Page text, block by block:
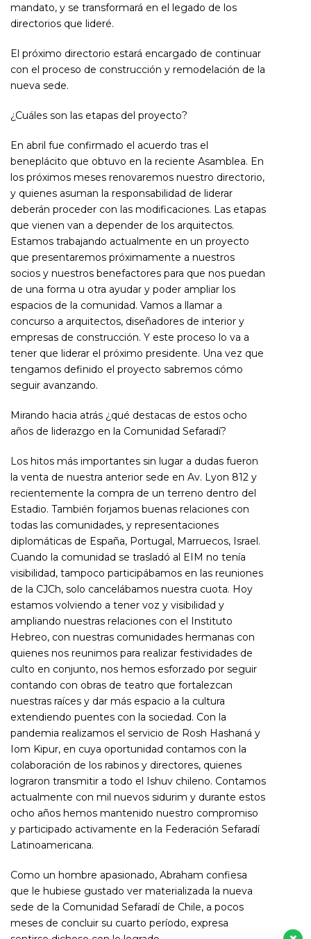
mandato, y se transformará en el legado de los
directorios que lideré.
El próximo directorio estará encargado de continuar
con el proceso de construcción y remodelación de la
nueva sede.
¿Cuáles son las etapas del proyecto?
En abril fue confirmado el acuerdo tras el
beneplácito que obtuvo en la reciente Asamblea. En
los próximos meses renovaremos nuestro directorio,
y quienes asuman la responsabilidad de liderar
deberán proceder con las modificaciones. Las etapas
que vienen van a depender de los arquitectos.
Estamos trabajando actualmente en un proyecto
que presentaremos próximamente a nuestros
socios y nuestros benefactores para que nos puedan
de una forma u otra ayudar y poder ampliar los
espacios de la comunidad. Vamos a llamar a
concurso a arquitectos, diseñadores de interior y
empresas de construcción. Y este proceso lo va a
tener que liderar el próximo presidente. Una vez que
tengamos definido el proyecto sabremos cómo
seguir avanzando.
Mirando hacia atrás ¿qué destacas de estos ocho
años de liderazgo en la Comunidad Sefaradí?
Los hitos más importantes sin lugar a dudas fueron
la venta de nuestra anterior sede en Av. Lyon 812 y
recientemente la compra de un terreno dentro del
Estadio. También forjamos buenas relaciones con
todas las comunidades, y representaciones
diplomáticas de España, Portugal, Marruecos, Israel.
Cuando la comunidad se trasladó al EIM no tenía
visibilidad, tampoco participábamos en las reuniones
de la CJCh, solo cancelábamos nuestra cuota. Hoy
estamos volviendo a tener voz y visibilidad y
ampliando nuestras relaciones con el Instituto
Hebreo, con nuestras comunidades hermanas con
quienes nos reunimos para realizar festividades de
culto en conjunto, nos hemos esforzado por seguir
contando con obras de teatro que fortalezcan
nuestras raíces y dar más espacio a la cultura
extendiendo puentes con la sociedad. Con la
pandemia realizamos el servicio de Rosh Hashaná y
Iom Kipur, en cuya oportunidad contamos con la
colaboración de los rabinos y directores, quienes
lograron transmitir a todo el Ishuv chileno. Contamos
actualmente con mil nuevos sidurim y durante estos
ocho años hemos mantenido nuestro compromiso
y participado activamente en la Federación Sefaradí
Latinoamericana.
Como un hombre apasionado, Abraham confiesa
que le hubiese gustado ver materializada la nueva
sede de la Comunidad Sefaradí de Chile, a pocos
meses de concluir su cuarto período, expresa